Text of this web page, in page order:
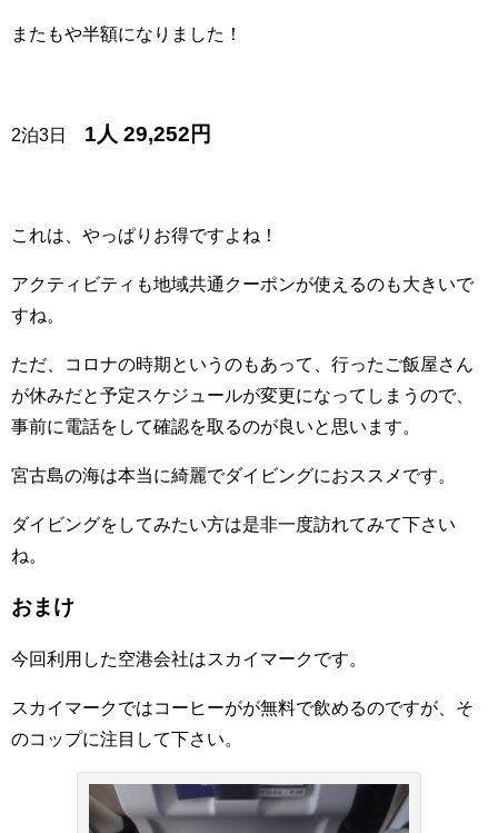
またもや半額になりました！
2泊3日 1人 29,252円
これは、やっぱりお得ですよね！
アクティビティも地域共通クーポンが使えるのも大きいで
すね。
ただ、コロナの時期というのもあって、行ったご飯屋さん
が休みだと予定スケジュールが変更になってしまうので、
事前に電話をして確認を取るのが良いと思います。
宮古島の海は本当に綺麗でダイビングにおススメです。
ダイビングをしてみたい方は是非一度訪れてみて下さい
ね。
おまけ
今回利用した空港会社はスカイマークです。
スカイマークではコーヒーがが無料で飲めるのですが、そ
のコップに注目して下さい。